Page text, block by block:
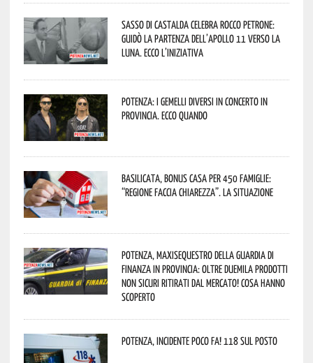
Sasso di Castalda celebra Rocco Petrone:
guidò la partenza dell’Apollo 11 verso la
Luna. Ecco l’iniziativa
Potenza: i Gemelli DiVersi in concerto in
provincia. Ecco quando
Basilicata, Bonus casa per 450 famiglie:
“Regione faccia chiarezza”. La situazione
Potenza, maxisequestro della Guardia di
Finanza in provincia: oltre duemila prodotti
non sicuri ritirati dal mercato! Cosa hanno
scoperto
Potenza, incidente poco fa! 118 sul posto